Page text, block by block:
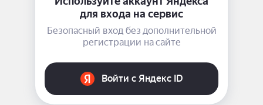
2009 - 2026 ©Pink-Girl.ru